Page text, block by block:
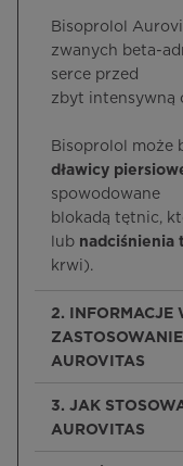
Bisoprolol
zwanych beta-
serce przed
zbyt intensywną
Bisoprolol może
dławicy
spowodowane
blokadą tętnic,
lub nadciśnienia
krwi).
2. INFORMACJE
AUROVITAS
3. JAK
AUROVITAS